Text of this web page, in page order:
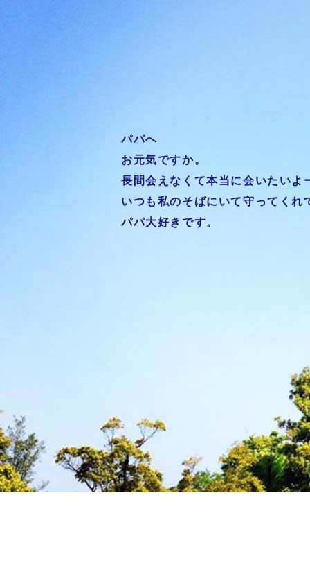
パパへ
お元気ですか。
長間会えなくて本当に会いたいよ
いつも私のそばにいて守ってくれ
パパ大好きです。